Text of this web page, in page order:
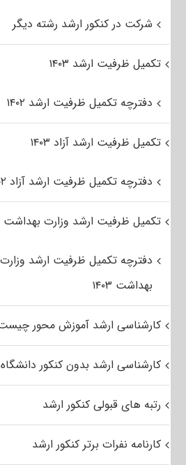
شرکت در کنکور ارشد رشته دیگر
تکمیل ظرفیت ارشد ۱۴۰۳
دفترچه تکمیل ظرفیت ارشد ۱۴۰۲
تکمیل ظرفیت ارشد آزاد ۱۴۰۳
دفترچه تکمیل ظرفیت ارشد آزاد ۱۴۰۲
تکمیل ظرفیت ارشد وزارت بهداشت ۱۴۰۳
دفترچه تکمیل ظرفیت ارشد وزارت
بهداشت ۱۴۰۳
کارشناسی ارشد آموزش محور
کارشناسی ارشد بدون کنکور
رتبه های قبولی کنکور ارشد
کارنامه نفرات برتر کنکور ارشد